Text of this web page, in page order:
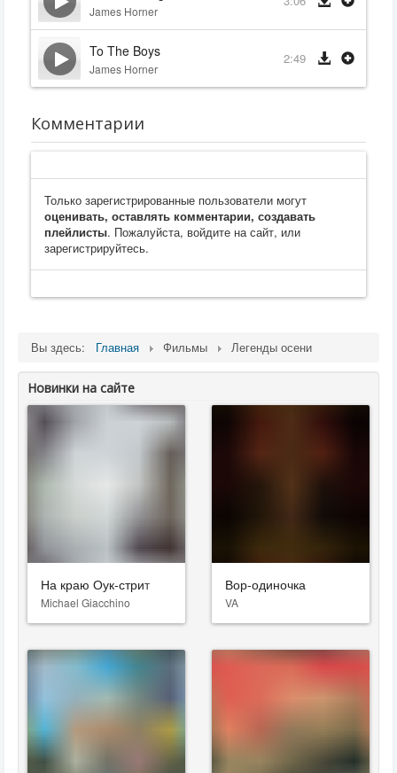
James Horner
To The Boys
James Horner
2:49
Комментарии
Только зарегистрированные пользователи могут
оценивать, оставлять комментарии, создавать
плейлисты. Пожалуйста, войдите на сайт, или
зарегистрируйтесь.
Вы здесь: Главная Фильмы Легенды осени
Новинки на сайте
На краю Оук-стрит
Michael Giacchino
Вор-одиночка
VA